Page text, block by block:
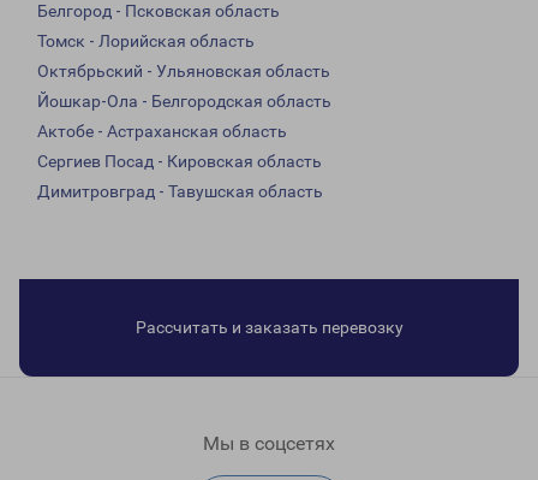
Белгород - Псковская область
Томск - Лорийская область
Октябрьский - Ульяновская область
Йошкар-Ола - Белгородская область
Актобе - Астраханская область
Сергиев Посад - Кировская область
Димитровград - Тавушская область
Рассчитать и заказать перевозку
Мы в соцсетях